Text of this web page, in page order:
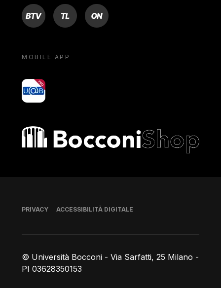
BTV TL ON
MOBILE APP
yoU@B
Bocconi shop
© Università Bocconi - Via Sarfatti, 25 Milano -
PI 03628350153
Piè di pagina
PRIVACY ACCESSIBILITÀ DIGITALE